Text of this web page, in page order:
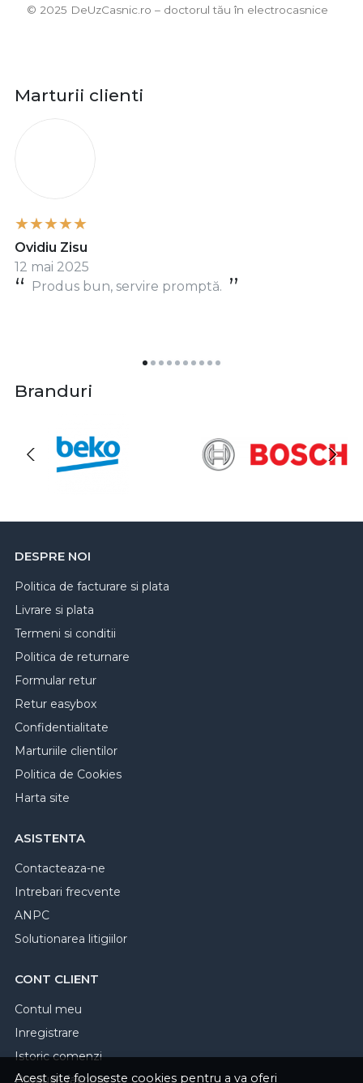
Acest site foloseste cookies pentru a va oferi
©️ 2025 DeUzCasnic.ro – doctorul tău în electrocasnice
Marturii clienti
Produs bun, servire promptă.
Ovidiu Zisu
12 mai 2025
Branduri
DESPRE NOI
Politica de facturare si plata
Livrare si plata
Termeni si conditii
Politica de returnare
Formular retur
Retur easybox
Confidentialitate
Marturiile clientilor
Politica de Cookies
Harta site
ASISTENTA
Contacteaza-ne
Intrebari frecvente
ANPC
Solutionarea litigiilor
CONT CLIENT
Contul meu
Inregistrare
Istoric comenzi
Produse favorite